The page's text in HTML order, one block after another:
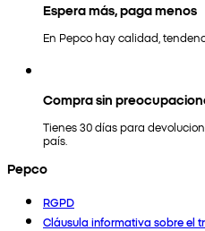
Espera más, paga menos
En Pepco hay calidad,
Compra sin
Tienes 30 días para
país.
Pepco
RGPD
Cláusula informativa sobre el